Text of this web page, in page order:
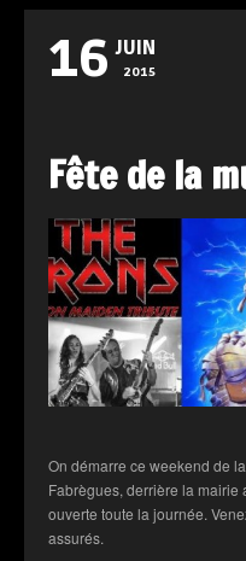
16 JUIN
2015
Fête de la
On démarre ce weekend de
Fabrègues, derrière la mairie
ouverte toute la journée.
assurés.